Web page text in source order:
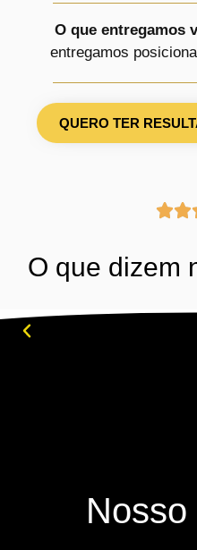
O que entregamos
entregamos
QUERO TER
O que dizem